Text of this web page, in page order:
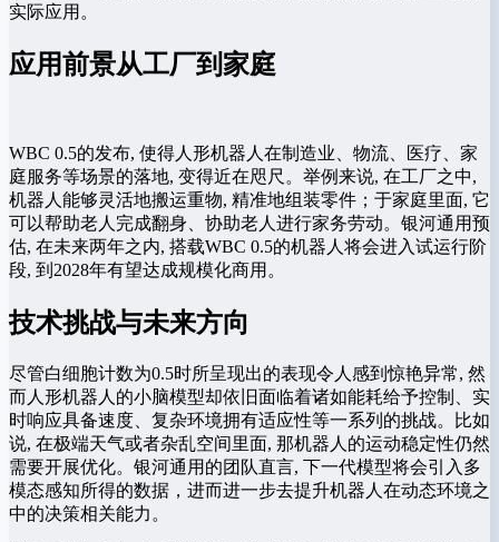
实际应用。
应用前景从工厂到家庭
WBC 0.5的发布, 使得人形机器人在制造业、物流、医疗、家
庭服务等场景的落地, 变得近在咫尺。举例来说, 在工厂之中,
机器人能够灵活地搬运重物, 精准地组装零件；于家庭里面, 它
可以帮助老人完成翻身、协助老人进行家务劳动。银河通用预
估, 在未来两年之内, 搭载WBC 0.5的机器人将会进入试运行阶
段, 到2028年有望达成规模化商用。
技术挑战与未来方向
尽管白细胞计数为0.5时所呈现出的表现令人感到惊艳异常, 然
而人形机器人的小脑模型却依旧面临着诸如能耗给予控制、实
时响应具备速度、复杂环境拥有适应性等一系列的挑战。比如
说, 在极端天气或者杂乱空间里面, 那机器人的运动稳定性仍然
需要开展优化。银河通用的团队直言, 下一代模型将会引入多
模态感知所得的数据，进而进一步去提升机器人在动态环境之
中的决策相关能力。